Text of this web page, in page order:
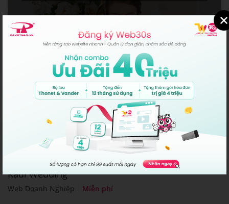
Kadi Wedding
Web Doanh Nghiệp Miễn phí